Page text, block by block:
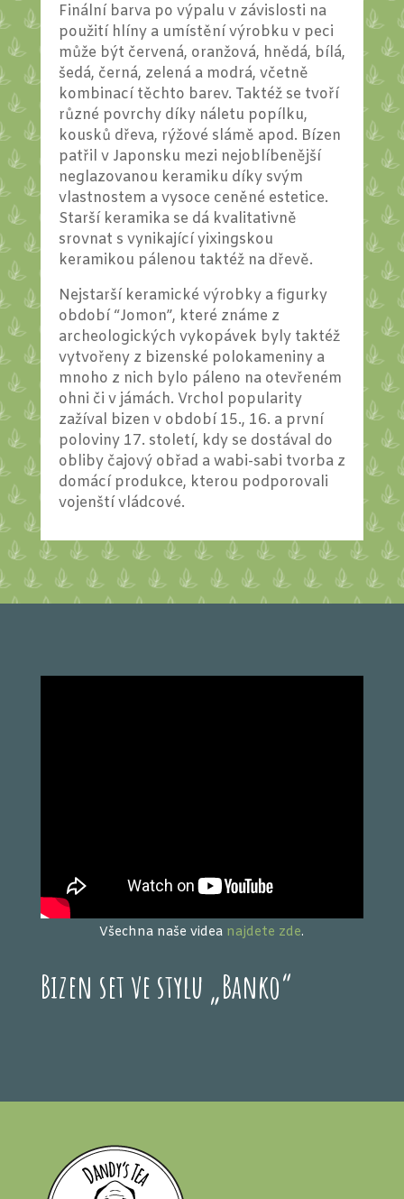
Finální barva po výpalu v závislosti na
použití hlíny a umístění výrobku v peci
může být červená, oranžová, hnědá, bílá,
šedá, černá, zelená a modrá, včetně
kombinací těchto barev. Taktéž se tvoří
různé povrchy díky náletu popílku,
kousků dřeva, rýžové slámě apod. Bízen
patřil v Japonsku mezi nejoblíbenější
neglazovanou keramiku díky svým
vlastnostem a vysoce ceněné estetice.
Starší keramika se dá kvalitativně
srovnat s vynikající yixingskou
keramikou pálenou taktéž na dřevě.
Nejstarší keramické výrobky a figurky
období “Jomon”, které známe z
archeologických vykopávek byly taktéž
vytvořeny z bizenské polokameniny a
mnoho z nich bylo páleno na otevřeném
ohni či v jámách. Vrchol popularity
zažíval bizen v období 15., 16. a první
poloviny 17. století, kdy se dostával do
obliby čajový obřad a wabi-sabi tvorba z
domácí produkce, kterou podporovali
vojenští vládcové.
Všechna naše videa najdete zde.
Bizen set ve stylu „Banko“